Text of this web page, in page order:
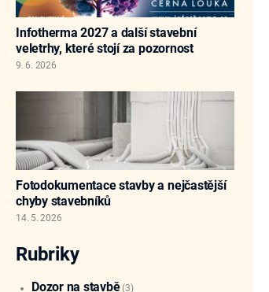
Infotherma 2027 a další stavební
veletrhy, které stojí za pozornost
9. 6. 2026
Fotodokumentace stavby a nejčastější
chyby stavebníků
14. 5. 2026
Rubriky
Dozor na stavbě(3)